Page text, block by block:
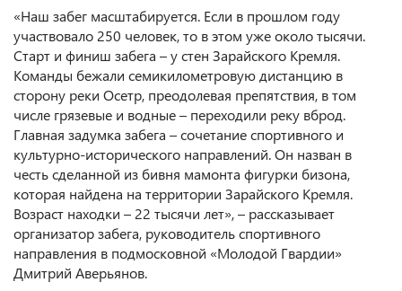
«Наш забег масштабируется. Если в прошлом году
участвовало 250 человек, то в этом уже около тысячи.
Старт и финиш забега – у стен Зарайского Кремля.
Команды бежали семикилометровую дистанцию в
сторону реки Осетр, преодолевая препятствия, в том
числе грязевые и водные – переходили реку вброд.
Главная задумка забега – сочетание спортивного и
культурно-исторического направлений. Он назван в
честь сделанной из бивня мамонта фигурки бизона,
которая найдена на территории Зарайского Кремля.
Возраст находки – 22 тысячи лет», – рассказывает
организатор забега, руководитель спортивного
направления в подмосковной «Молодой Гвардии»
Дмитрий Аверьянов.